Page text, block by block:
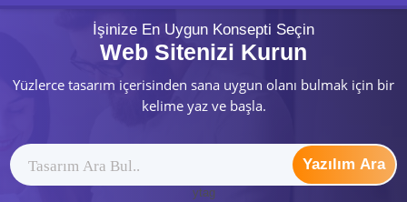
İşinize En Uygun Konsepti Seçin
Web Sitenizi Kurun
Yüzlerce tasarım içerisinden sana uygun olanı bulmak için bir
kelime yaz ve başla.
Yazılım Ara
ytag